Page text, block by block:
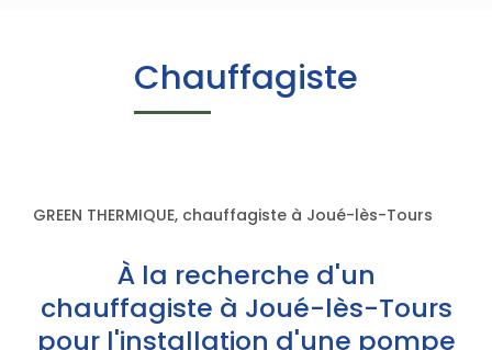
Chauffagiste
GREEN THERMIQUE, chauffagiste à Joué-lès-Tours
À la recherche d'un
chauffagiste à Joué-lès-Tours
pour l'installation d'une pompe